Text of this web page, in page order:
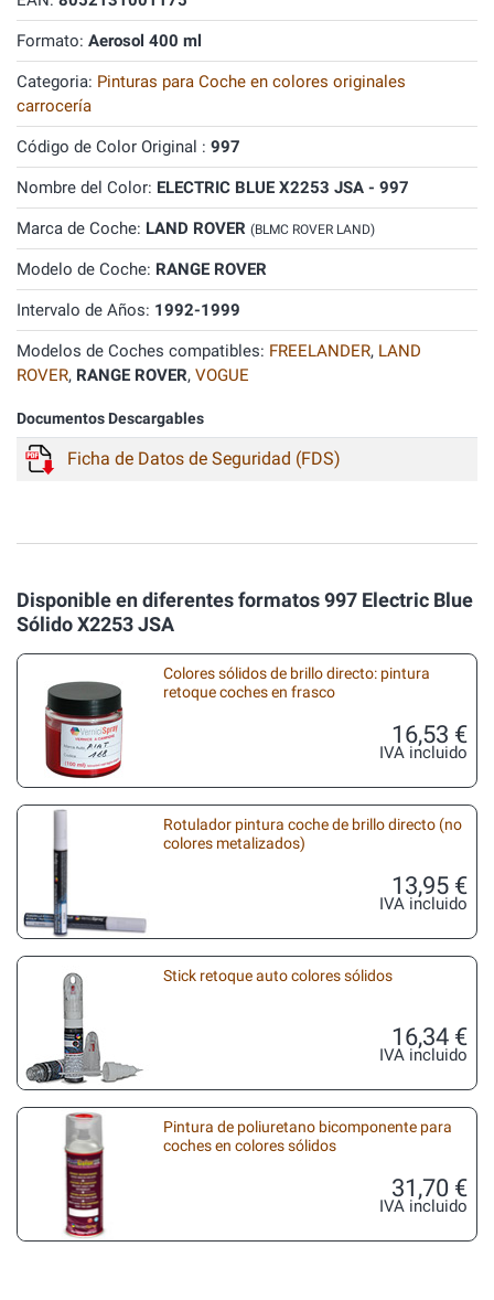
Formato: Aerosol 400 ml
Categoria: Pinturas para Coche en colores originales
carrocería
Código de Color Original : 997
Nombre del Color: ELECTRIC BLUE X2253 JSA - 997
Marca de Coche: LAND ROVER (BLMC ROVER LAND)
Modelo de Coche: RANGE ROVER
Intervalo de Años: 1992-1999
Modelos de Coches compatibles: FREELANDER, LAND
ROVER, RANGE ROVER, VOGUE
Documentos Descargables
Ficha de Datos de Seguridad (FDS)
Disponible en diferentes formatos 997 Electric Blue
Sólido X2253 JSA
Colores sólidos de brillo directo: pintura
retoque coches en frasco
16,53 €
IVA incluido
Rotulador pintura coche de brillo directo (no
colores metalizados)
13,95 €
IVA incluido
Stick retoque auto colores sólidos
16,34 €
IVA incluido
Pintura de poliuretano bicomponente para
coches en colores sólidos
31,70 €
IVA incluido